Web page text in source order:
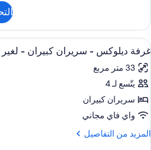
لغير
المدخنين
-
بمنظر
للمسبح
غرفة
ديلوكس
-
سرير
ملكي
المدخنين
-
للمسبح
استعراض
جميع
صور
غرفة
ديلوكس
-
سريران
كبيران
9
غرفة ديلوكس - سريران كبيران -
33 متر مربع
يتّسع لـ 4
سريران كبيران
واي فاي مجاني
المزيد من التفاصيل
المزيد